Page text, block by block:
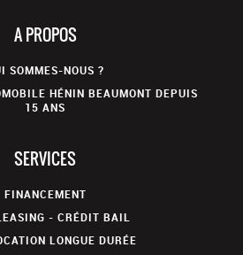
A PROPOS
SOMMES-NOUS ?
HÉNIN BEAUMONT DEPUIS
15 ANS
SERVICES
FINANCEMENT
- CRÉDIT BAIL
LONGUE DURÉE